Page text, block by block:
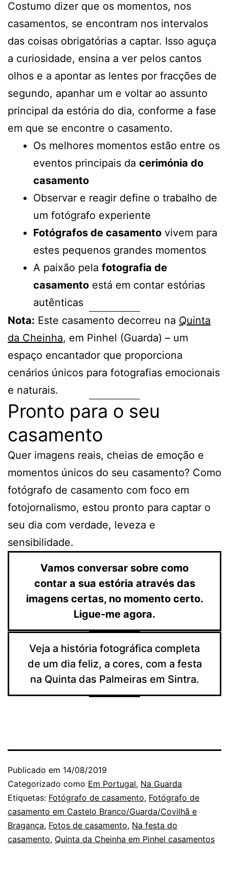
Costumo dizer que os momentos, nos
casamentos, se encontram nos intervalos
das coisas obrigatórias a captar. Isso aguça
a curiosidade, ensina a ver pelos cantos
olhos e a apontar as lentes por fracções de
segundo, apanhar um e voltar ao assunto
principal da estória do dia, conforme a fase
em que se encontre o casamento.
Os melhores momentos estão entre os
eventos principais da cerimónia do
casamento
Observar e reagir define o trabalho de
um fotógrafo experiente
Fotógrafos de casamento vivem para
estes pequenos grandes momentos
A paixão pela fotografia de
casamento está em contar estórias
autênticas
Nota: Este casamento decorreu na Quinta
da Cheinha, em Pinhel (Guarda) – um
espaço encantador que proporciona
cenários únicos para fotografias emocionais
e naturais.
Pronto para o seu
casamento
Quer imagens reais, cheias de emoção e
momentos únicos do seu casamento? Como
fotógrafo de casamento com foco em
fotojornalismo, estou pronto para captar o
seu dia com verdade, leveza e
sensibilidade.
Vamos conversar sobre como
contar a sua estória através das
imagens certas, no momento certo.
Ligue-me agora.
Veja a história fotográfica completa
de um dia feliz, a cores, com a festa
na Quinta das Palmeiras em Sintra.
Publicado em 14/08/2019
Categorizado como Em Portugal, Na Guarda
Etiquetas: Fotógrafo de casamento, Fotógrafo de
casamento em Castelo Branco/Guarda/Covilhã e
Bragança, Fotos de casamento, Na festa do
casamento, Quinta da Cheinha em Pinhel casamentos